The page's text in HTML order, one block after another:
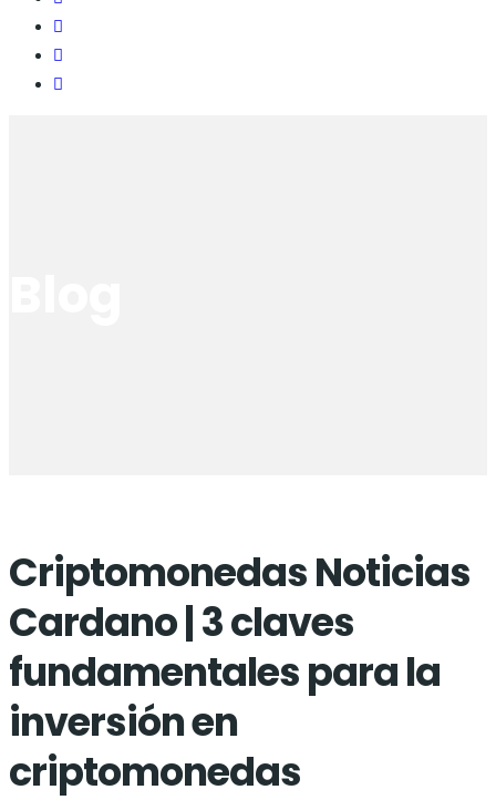
Criptomonedas Noticias
Cardano | 3 claves
fundamentales para la
inversión en
criptomonedas